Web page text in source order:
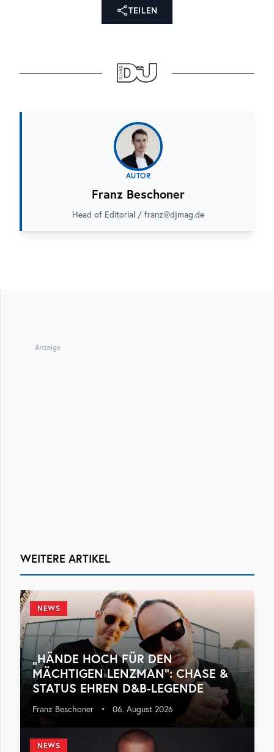
TEILEN
AUTOR
Franz Beschoner
Head of Editorial / franz@djmag.de
Anzeige
WEITERE ARTIKEL
NEWS
„HÄNDE HOCH FÜR DEN
MÄCHTIGEN LENZMAN“: CHASE &
STATUS EHREN D&B-LEGENDE
Franz Beschoner • 06. August 2026
NEWS